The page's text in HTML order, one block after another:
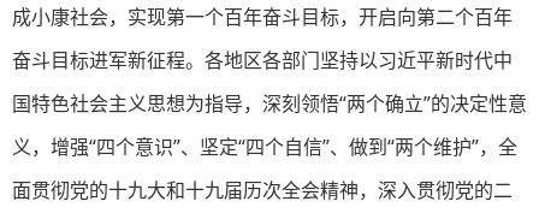
成小康社会，实现第一个百年奋斗目标，开启向第二个百年
奋斗目标进军新征程。各地区各部门坚持以习近平新时代中
国特色社会主义思想为指导，深刻领悟“两个确立”的决定性意
义，增强“四个意识”、坚定“四个自信”、做到“两个维护”，全
面贯彻党的十九大和十九届历次全会精神，深入贯彻党的二